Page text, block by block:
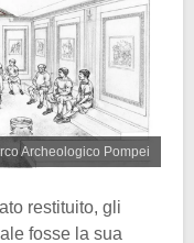
Archeologico Pompei
restituito, gli
fosse la sua